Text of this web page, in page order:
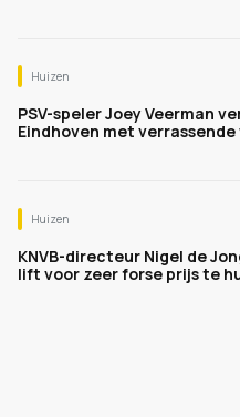
Huizen
PSV-speler Joey Veerman
Eindhoven met
Huizen
KNVB-directeur Nigel de
lift voor zeer forse prijs te